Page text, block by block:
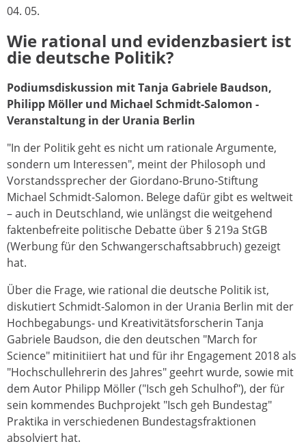
04. 05.
Wie rational und evidenzbasiert ist
die deutsche Politik?
Podiumsdiskussion mit Tanja Gabriele Baudson,
Philipp Möller und Michael Schmidt-Salomon -
Veranstaltung in der Urania Berlin
"In der Politik geht es nicht um rationale Argumente,
sondern um Interessen", meint der Philosoph und
Vorstandssprecher der Giordano-Bruno-Stiftung
Michael Schmidt-Salomon. Belege dafür gibt es weltweit
– auch in Deutschland, wie unlängst die weitgehend
faktenbefreite politische Debatte über § 219a StGB
(Werbung für den Schwangerschaftsabbruch) gezeigt
hat.
Über die Frage, wie rational die deutsche Politik ist,
diskutiert Schmidt-Salomon in der Urania Berlin mit der
Hochbegabungs- und Kreativitätsforscherin Tanja
Gabriele Baudson, die den deutschen "March for
Science" mitinitiiert hat und für ihr Engagement 2018 als
"Hochschullehrerin des Jahres" geehrt wurde, sowie mit
dem Autor Philipp Möller ("Isch geh Schulhof"), der für
sein kommendes Buchprojekt "Isch geh Bundestag"
Praktika in verschiedenen Bundestagsfraktionen
absolviert hat.